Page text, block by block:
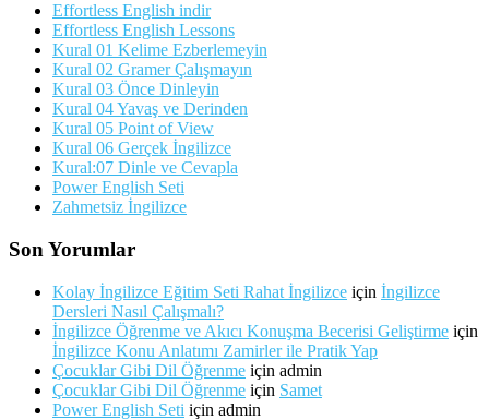
Effortless English indir
Effortless English Lessons
Kural 01 Kelime Ezberlemeyin
Kural 02 Gramer Çalışmayın
Kural 03 Önce Dinleyin
Kural 04 Yavaş ve Derinden
Kural 05 Point of View
Kural 06 Gerçek İngilizce
Kural:07 Dinle ve Cevapla
Power English Seti
Zahmetsiz İngilizce
Son Yorumlar
Kolay İngilizce Eğitim Seti Rahat İngilizce için İngilizce
Dersleri Nasıl Çalışmalı?
İngilizce Öğrenme ve Akıcı Konuşma Becerisi Geliştirme için
İngilizce Konu Anlatımı Zamirler ile Pratik Yap
Çocuklar Gibi Dil Öğrenme için admin
Çocuklar Gibi Dil Öğrenme için Samet
Power English Seti için admin